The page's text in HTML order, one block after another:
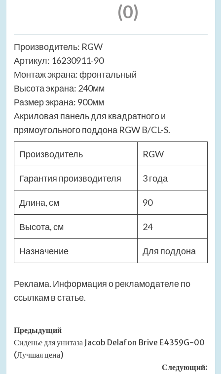
(0)
Производитель: RGW
Артикул: 16230911-90
Монтаж экрана: фронтальный
Высота экрана: 240мм
Размер экрана: 900мм
Акриловая панель для квадратного и
прямоугольного поддона RGW B/CL-S.
Производитель RGW
Гарантия производителя 3 года
Длина, см 90
Высота, см 24
Назначение Для поддона
Реклама. Информация о рекламодателе по
ссылкам в статье.
Навигация
записи
Предыдущий
Сиденье для унитаза Jacob Delafon Brive E4359G-00
(Лучшая цена)
Следующий: